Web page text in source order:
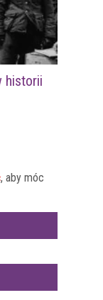
historii
, aby móc